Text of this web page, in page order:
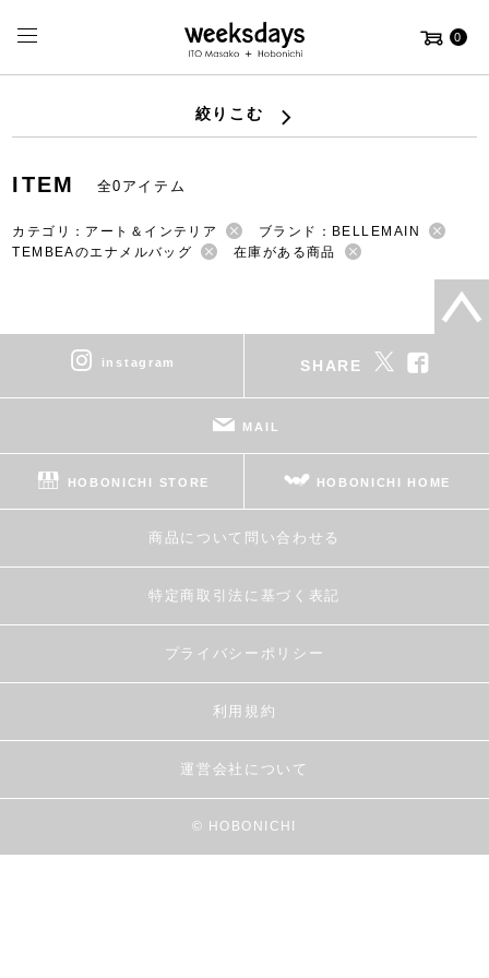
0
絞りこむ
ITEM 全0アイテム
カテゴリ：アート＆インテリア
ブランド：BELLEMAIN
TEMBEAのエナメルバッグ
在庫がある商品
instagram SHARE
MAIL
HOBONICHI STORE HOBONICHI HOME
商品について問い合わせる
特定商取引法に基づく表記
プライバシーポリシー
利用規約
運営会社について
© HOBONICHI